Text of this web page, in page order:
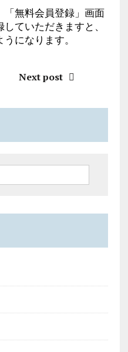
無料会員登録」画面
ていただきますと、
になります。
Next post